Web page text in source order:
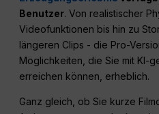
Benutzer. Von realistischer
Videofunktionen bis hin zu
längeren Clips - die Pro-
Möglichkeiten, die Sie mit KI-
erreichen können, erheblich.
Ganz gleich, ob Sie kurze